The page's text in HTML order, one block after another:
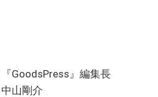
『GoodsPress』編集長
中山剛介